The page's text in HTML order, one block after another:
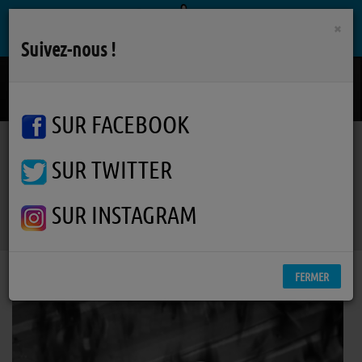
Podcasts Actualité société
Actualité société
×
Suivez-nous !
SUR FACEBOOK
SUR TWITTER
SUR INSTAGRAM
FERMER